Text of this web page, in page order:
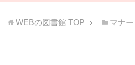
WEBの図書館 TOP マナー